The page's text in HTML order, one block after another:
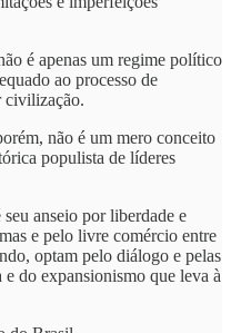
é apenas um regime político
ao processo de
civilização.
não é um mero conceito
populista de líderes
anseio por liberdade e
e pelo livre comércio entre
optam pelo diálogo e pelas
do expansionismo que leva à